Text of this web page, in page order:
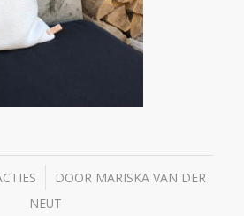
DOOR MARISKA VAN DER
NEUT